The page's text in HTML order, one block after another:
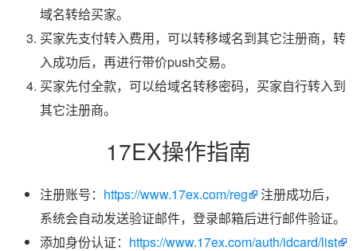
域名转给买家。
买家先支付转入费用，可以转移域名到其它注册商，转
入成功后，再进行带价push交易。
买家先付全款，可以给域名转移密码，买家自行转入到
其它注册商。
17EX操作指南
注册账号： https://www.17ex.com/reg
注册成功后，
系统会自动发送验证邮件，登录邮箱后进行邮件验证。
添加身份认证： https://www.17ex.com/auth/idcard/list